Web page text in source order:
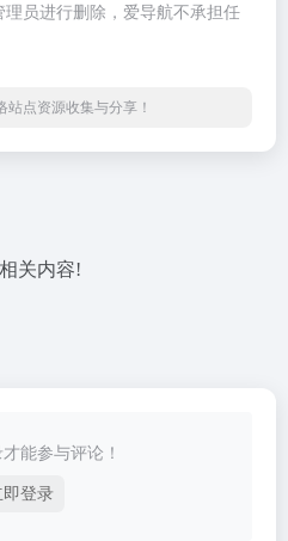
员进行删除，爱导航不承担任
点资源收集与分享！
关内容!
能参与评论！
即登录